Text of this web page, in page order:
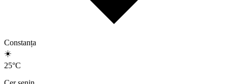
Constanța
☀️
25°C